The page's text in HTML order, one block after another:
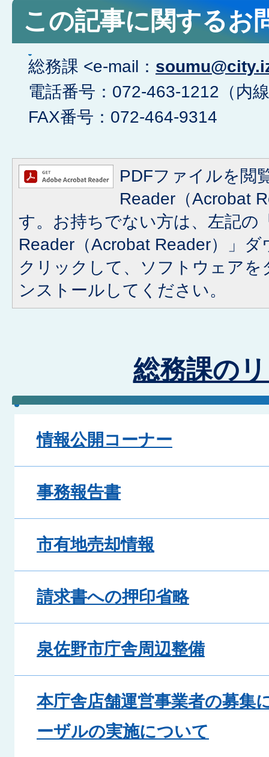
この記事に関するお
総務課 <e-mail：
電話番号：072-463-1212（内
FAX番号：072-464-9314
PDFファイルを閲
Reader（Acrobat
す。お持ちでない方は、左記の
Reader（Acrobat Reader）」
クリックして、ソフトウェア
ンストールしてください。
総務課の
情報公開コーナー
事務報告書
市有地売却情報
請求書への押印省略
泉佐野市庁舎周辺整備
本庁舎店舗運営事業者の募集
ーザルの実施について